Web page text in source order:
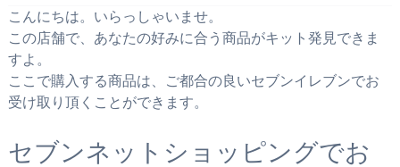
こんにちは。いらっしゃいませ。
この店舗で、あなたの好みに合う商品がキット発見できま
すよ。
ここで購入する商品は、ご都合の良いセブンイレブンでお
受け取り頂くことができます。
セブンネットショッピングでお